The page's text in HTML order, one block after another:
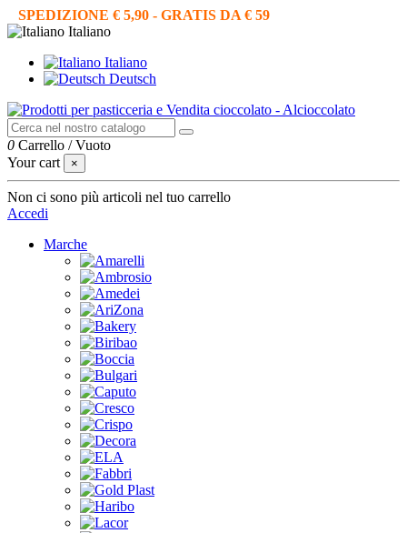
SPEDIZIONE € 5,90 - GRATIS DA € 59
Italiano
Italiano
Deutsch
0 Carrello /Vuoto
Your cart
×
Non ci sono più articoli nel tuo carrello
Accedi
Marche